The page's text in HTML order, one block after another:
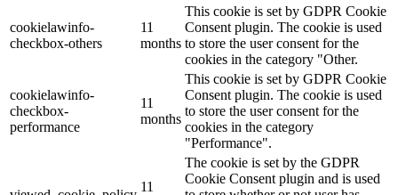
cookielawinfo-
checkbox-others
11
months
This cookie is set by GDPR Cookie
Consent plugin. The cookie is used
to store the user consent for the
cookies in the category "Other.
cookielawinfo-
checkbox-
performance
11
months
This cookie is set by GDPR Cookie
Consent plugin. The cookie is used
to store the user consent for the
cookies in the category
"Performance".
11
The cookie is set by the GDPR
Cookie Consent plugin and is used